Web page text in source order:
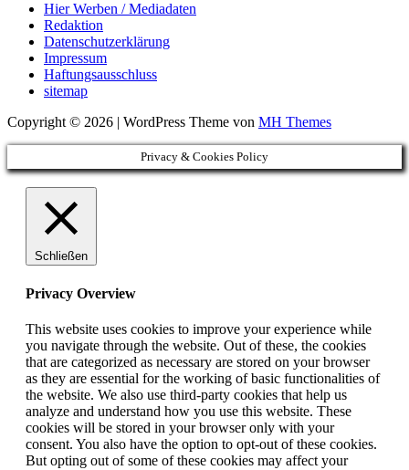
Hier Werben / Mediadaten
Redaktion
Datenschutzerklärung
Impressum
Haftungsausschluss
sitemap
Copyright © 2026 | WordPress Theme von MH Themes
Privacy & Cookies Policy
Schließen
Privacy Overview
This website uses cookies to improve your experience while
you navigate through the website. Out of these, the cookies
that are categorized as necessary are stored on your browser
as they are essential for the working of basic functionalities of
the website. We also use third-party cookies that help us
analyze and understand how you use this website. These
cookies will be stored in your browser only with your
consent. You also have the option to opt-out of these cookies.
But opting out of some of these cookies may affect your